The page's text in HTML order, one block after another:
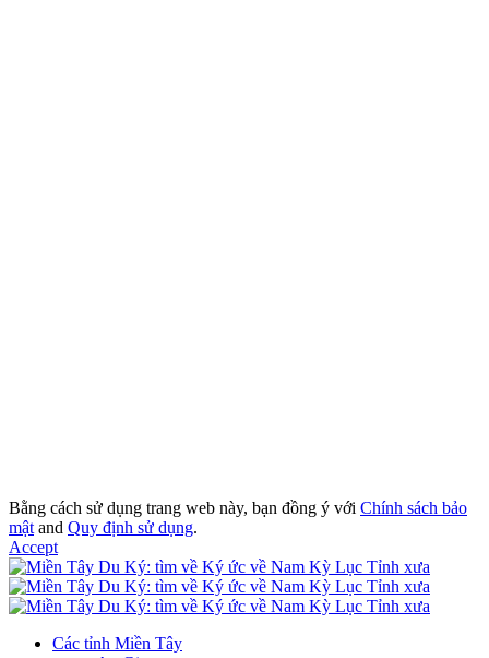
Bằng cách sử dụng trang web này, bạn đồng ý với Chính sách bảo
mật and Quy định sử dụng.
Accept
Các tỉnh Miền Tây